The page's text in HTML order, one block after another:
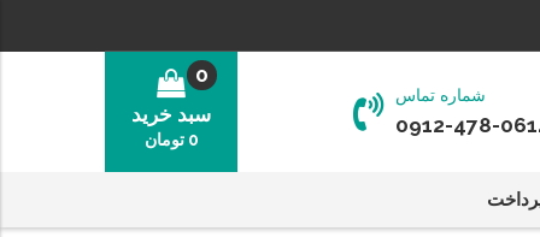
شماره تماس
0912-478- سبد خرید
0
0 تومان